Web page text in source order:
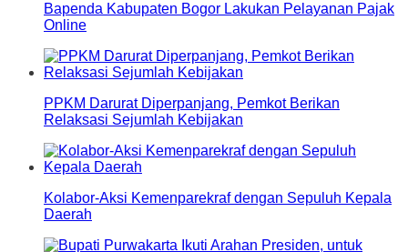
Bapenda Kabupaten Bogor Lakukan Pelayanan Pajak
Online
PPKM Darurat Diperpanjang, Pemkot Berikan
Relaksasi Sejumlah Kebijakan
Kolabor-Aksi Kemenparekraf dengan Sepuluh Kepala
Daerah